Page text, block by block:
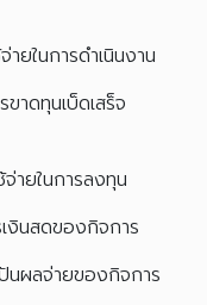
ยในการดำเนินงาน
าดทุนเบ็ดเสร็จ
ายในการลงทุน
นสดของกิจการ
ผลจ่ายของกิจการ